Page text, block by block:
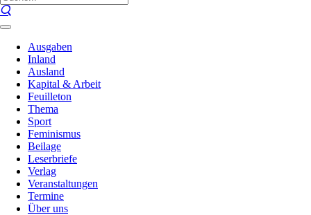
Ausgaben
Inland
Ausland
Kapital & Arbeit
Feuilleton
Thema
Sport
Feminismus
Beilage
Leserbriefe
Verlag
Veranstaltungen
Termine
Über uns